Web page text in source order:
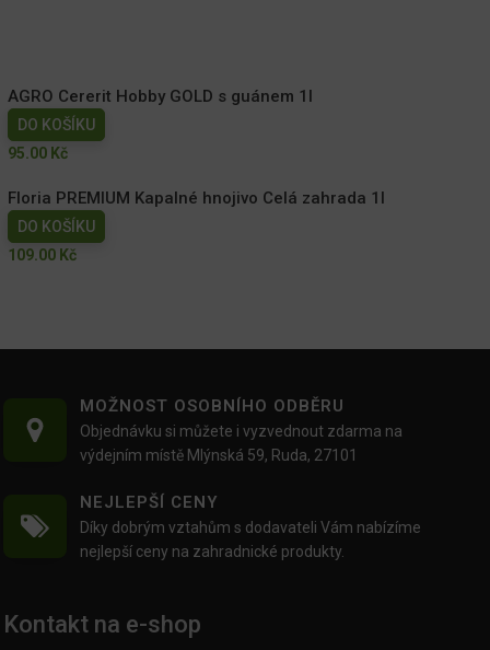
AGRO Cererit Hobby GOLD s guánem 1l
DO KOŠÍKU
95.00 Kč
Floria PREMIUM Kapalné hnojivo Celá zahrada 1l
DO KOŠÍKU
109.00 Kč
MOŽNOST OSOBNÍHO ODBĚRU
Objednávku si můžete i vyzvednout zdarma na
výdejním místě Mlýnská 59, Ruda, 27101
NEJLEPŠÍ CENY
Díky dobrým vztahům s dodavateli Vám nabízíme
nejlepší ceny na zahradnické produkty.
Kontakt na e-shop